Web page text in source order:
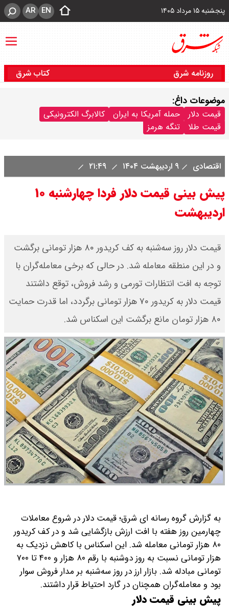
پنجشنبه ۱۵ مرداد ۱۴۰۵ EN
AR
روزنامه شرق کتاب شرق
موضوعات داغ:
قیمت دلار حمله آمریکا به ایران
کالابرگ الکترونیکی
قیمت طلا
تنگه هرمز
اقتصادی ۹ اردیبهشت ۱۴۰۴
پیش بینی قیمت دلار فردا چهارشنبه ۱۰
اردیبهشت
قیمت دلار روز سه‌شنبه به کف کریدور ۸۰ هزار تومانی برگشت
و در این منطقه معامله شد. در حالی که برخی معامله‌گران با
توجه به افت انتظارات تورمی و رشد فروش، توقع داشتند
قیمت دلار به کریدور ۷۰ هزار تومانی برگردد، اما قدرت حمایت
۸۰ هزار تومان مانع برگشت این اسکناس شد.
به گزارش گروه رسانه ای شرق؛ قیمت دلار در شروع معاملات
چهارمین روز هفته با افت ارزش بازگشایی شد و در کف کریدور
۸۰ هزار تومانی معامله شد. این اسکناس با کاهش نزدیک به
هزار تومانی نسبت به روز دوشنبه با رقم ۸۰ هزار و ۴۰۰ تا ۷۰۰
تومانی مبادله شد. بازار ارز در روز سه‌شنبه بر مدار فروش سوار
بود و معامله‌گران همچنان در گارد احتیاط قرار داشتند.
پیش بینی قیمت دلار